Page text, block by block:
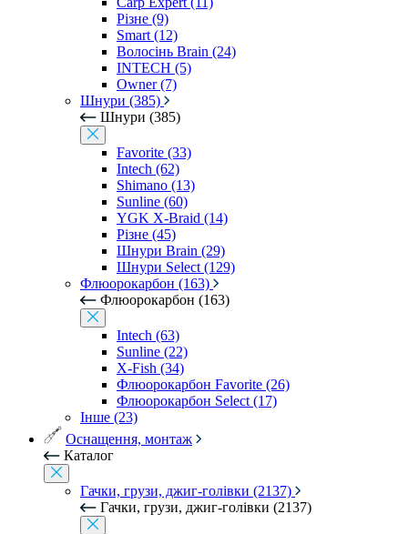
Різне (9)
Smart (12)
Волосінь Brain (24)
INTECH (5)
Owner (7)
Шнури (385)
Шнури (385)
Favorite (33)
Intech (62)
Shimano (13)
Sunline (60)
YGK X-Braid (14)
Різне (45)
Шнури Brain (29)
Шнури Select (129)
Флюорокарбон (163)
Флюорокарбон (163)
Intech (63)
Sunline (22)
X-Fish (34)
Флюорокарбон Favorite (26)
Флюорокарбон Select (17)
Інше (23)
Оснащення, монтаж
Каталог
Гачки, грузи, джиг-голівки (2137)
Гачки, грузи, джиг-голівки (2137)